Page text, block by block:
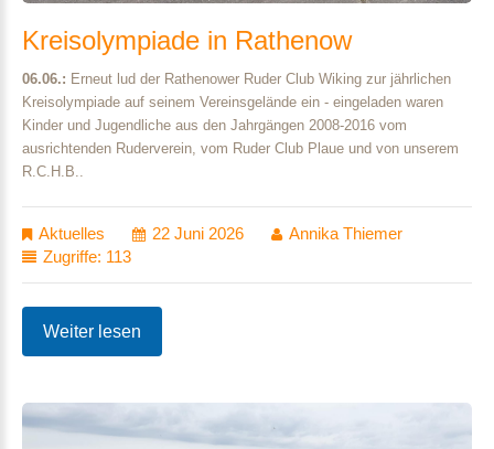
Kreisolympiade in Rathenow
06.06.: Erneut lud der Rathenower Ruder Club Wiking zur jährlichen
Kreisolympiade auf seinem Vereinsgelände ein - eingeladen waren
Kinder und Jugendliche aus den Jahrgängen 2008-2016 vom
ausrichtenden Ruderverein, vom Ruder Club Plaue und von unserem
R.C.H.B..
Aktuelles 22 Juni 2026
Annika Thiemer
Zugriffe: 113
Weiter lesen